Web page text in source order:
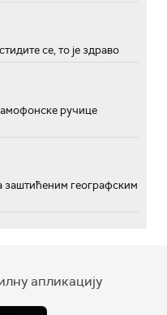
се, то је здраво
ручице
заштићеним географским
апликацију